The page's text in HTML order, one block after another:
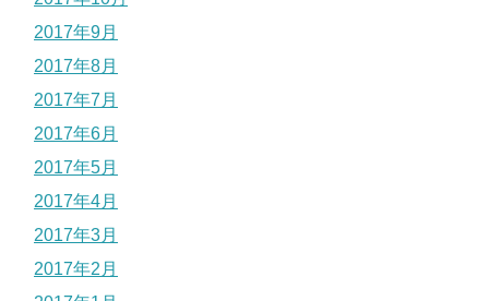
2017年9月
2017年8月
2017年7月
2017年6月
2017年5月
2017年4月
2017年3月
2017年2月